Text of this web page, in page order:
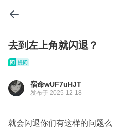
去到左上角就闪退？
宿命wUF7uHJT
发布于 2025-12-18
就会闪退你们有这样的问题么